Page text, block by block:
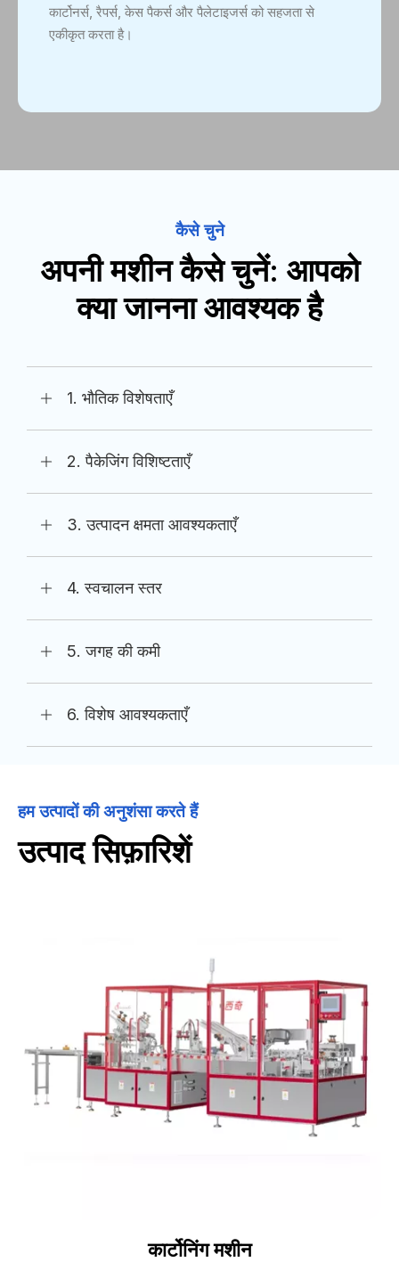
कार्टोनर्स, रैपर्स, केस पैकर्स और पैलेटाइजर्स को सहजता से
एकीकृत करता है।
कैसे चुने
अपनी मशीन कैसे चुनें: आपको
क्या जानना आवश्यक है
1. भौतिक विशेषताएँ
2. पैकेजिंग विशिष्टताएँ
3. उत्पादन क्षमता आवश्यकताएँ
4. स्वचालन स्तर
5. जगह की कमी
6. विशेष आवश्यकताएँ
हम उत्पादों की अनुशंसा करते हैं
उत्पाद सिफ़ारिशें
कार्टोनिंग मशीन